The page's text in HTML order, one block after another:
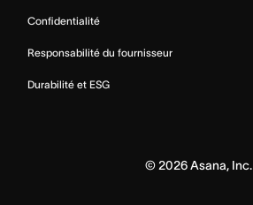
Confidentialité
Responsabilité du fournisseur
Durabilité et ESG
© 2026Asana, Inc.